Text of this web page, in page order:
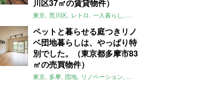
川区37㎡の賃貸物件）
東京 荒川区 レトロ 一人暮らし タイル
ペットと暮らせる庭つきリノ
ベ団地暮らしは、やっぱり特
別でした。（東京都多摩市83
㎡の売買物件）
東京 多摩 団地 リノベーション 庭